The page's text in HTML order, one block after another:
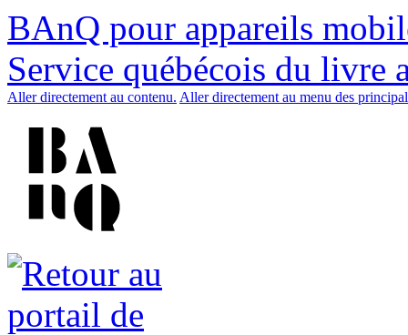
BAnQ pour appareils
Service québécois du livre
Aller directement au contenu. Aller directement au menu des